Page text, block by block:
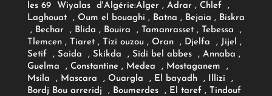
les 69 Wiyalas d'Algérie:Alger , Adrar, Chlef ,
Laghouat , Oum el bouaghi , Batna , Bejaia , Biskra
, Bechar , Blida , Bouira , Tamanrasset , Tebessa ,
Tlemcen , Tiaret , Tizi ouzou , Oran , Djelfa , Jijel ,
Setif , Saida , Skikda , Sidi bel abbes , Annaba ,
Guelma , Constantine , Medea , Mostaganem ,
Msila , Mascara , Ouargla , El bayadh , Illizi ,
Bordj Bou arreridj , Boumerdes , El taref , Tindouf